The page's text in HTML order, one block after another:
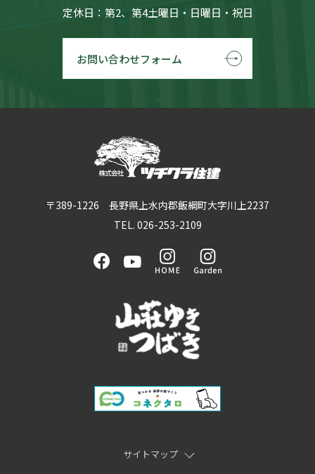
定休日：第2、第4土曜日・日曜日・祝日
お問い合わせフォーム
〒389-1226 長野県上水内郡飯綱町大字川上2237
TEL. 026-253-2109
サイトマップ